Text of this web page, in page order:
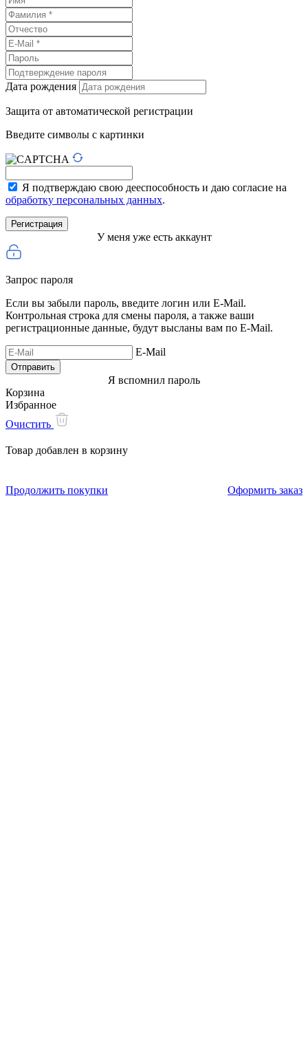
Дата рождения
Защита от автоматической регистрации
Введите символы с картинки
Я подтверждаю свою дееспособность и даю согласие на
обработку персональных данных.
У меня уже есть аккаунт
Запрос пароля
Если вы забыли пароль, введите логин или E-Mail.
Контрольная строка для смены пароля, а также ваши
регистрационные данные, будут высланы вам по E-Mail.
E-Mail
Я вспомнил пароль
Корзина
Избранное
Очистить
Товар добавлен в корзину
Продолжить покупки Оформить заказ